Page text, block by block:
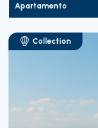
Apartamento
Collection